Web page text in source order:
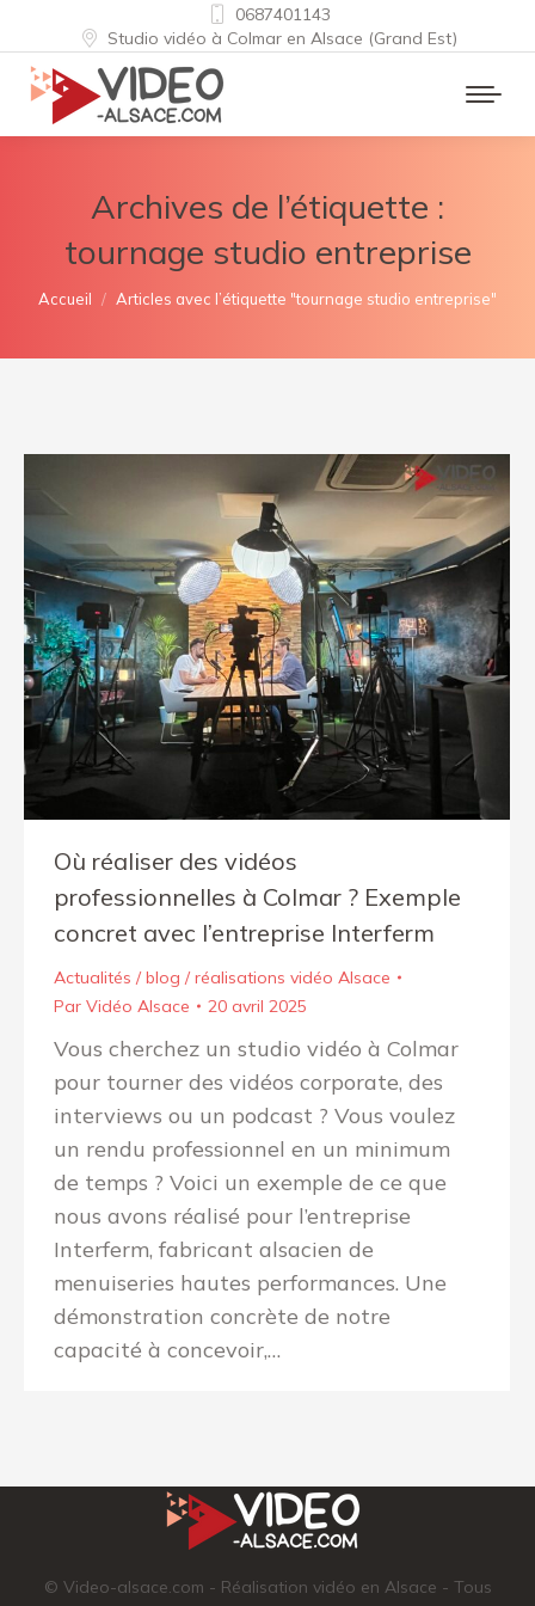
0687401143
Studio vidéo à Colmar en Alsace (Grand Est)
Archives de l’étiquette :
tournage studio entreprise
Vous êtes ici :
Accueil Articles avec l’étiquette "tournage studio entreprise"
Où réaliser des vidéos
professionnelles à Colmar ? Exemple
concret avec l’entreprise Interferm
Actualités / blog / réalisations vidéo Alsace
Par Vidéo Alsace 20 avril 2025
Vous cherchez un studio vidéo à Colmar
pour tourner des vidéos corporate, des
interviews ou un podcast ? Vous voulez
un rendu professionnel en un minimum
de temps ? Voici un exemple de ce que
nous avons réalisé pour l’entreprise
Interferm, fabricant alsacien de
menuiseries hautes performances. Une
démonstration concrète de notre
capacité à concevoir,…
© Video-alsace.com - Réalisation vidéo en Alsace - Tous